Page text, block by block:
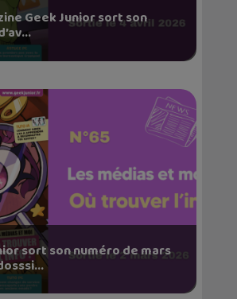
Geek Junior sort son
sort son numéro de mars